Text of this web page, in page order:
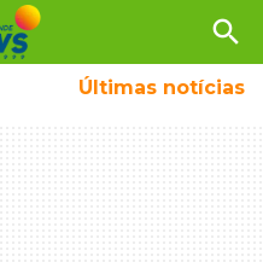
search
Últimas notícias